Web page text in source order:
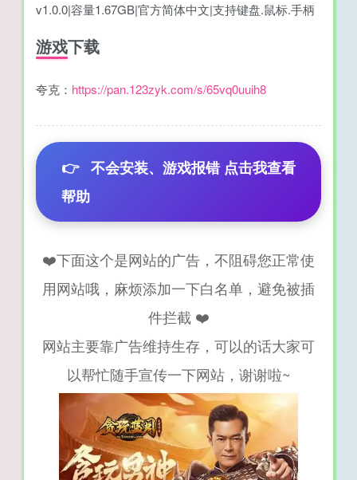
v1.0.0|容量1.67GB|官方简体中文|支持键盘.鼠标.手柄
游戏下载
夸克： https://pan.123zyk.com/s/65vq0uuih8
👉 不会安装、游戏报错 点击我查看
帮助
❤️下面这个是网站的广告，不阻碍您正常使
用网站哦，麻烦添加一下白名单，避免被插
件拦截 ❤️
网站主要靠广告维持生存，可以的话大家可
以帮忙随手宣传一下网站，谢谢啦~